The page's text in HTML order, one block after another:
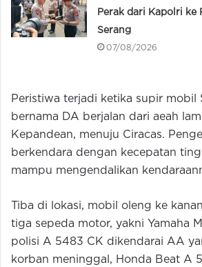
Perak dari Kapolri ke
Serang
07/08/2026
Peristiwa terjadi ketika supir mobil
bernama DA berjalan dari aeah
Kepandean, menuju Ciracas.
berkendara dengan kecepatan
mampu mengendalikan
Tiba di lokasi, mobil oleng ke
tiga sepeda motor, yakni Yamaha
polisi A 5483 CK dikendarai AA
korban meninggal, Honda Beat A